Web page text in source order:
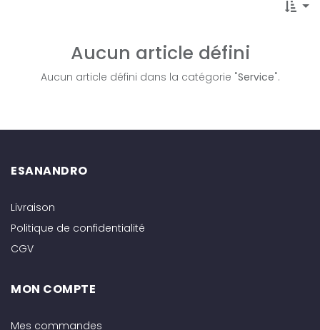
Aucun article défini
Aucun article défini dans la catégorie "Service".
ESANANDRO
Livraison
Politique de confidentialité
CGV
MON COMPTE
Mes commandes